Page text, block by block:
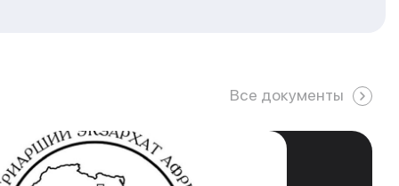
Все документы